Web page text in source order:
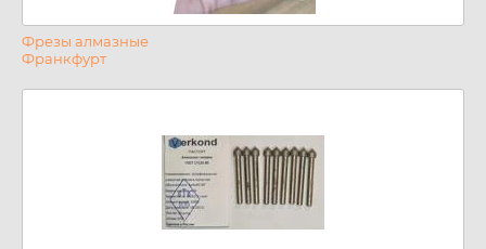
Фрезы алмазные
Франкфурт